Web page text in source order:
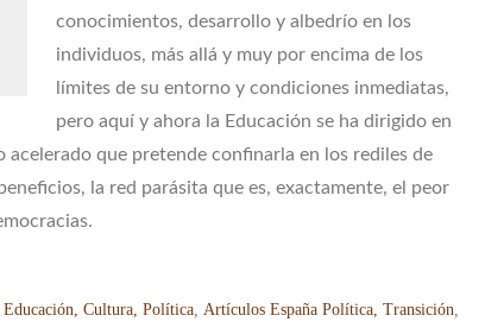
conocimientos, desarrollo y albedrío en los
individuos, más allá y muy por encima de los
límites de su entorno y condiciones inmediatas,
pero aquí y ahora la Educación se ha dirigido en
que pretende confinarla en los rediles de
la red parásita que es, exactamente, el peor
Cultura, Política, Artículos España Política, Transición,